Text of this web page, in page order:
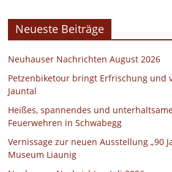
Neueste Beiträge
Neuhauser Nachrichten August 2026
Petzenbiketour bringt Erfrischung und
Jauntal
Heißes, spannendes und
Feuerwehren in Schwabegg
Vernissage zur neuen Ausstellung „90
Museum Liaunig